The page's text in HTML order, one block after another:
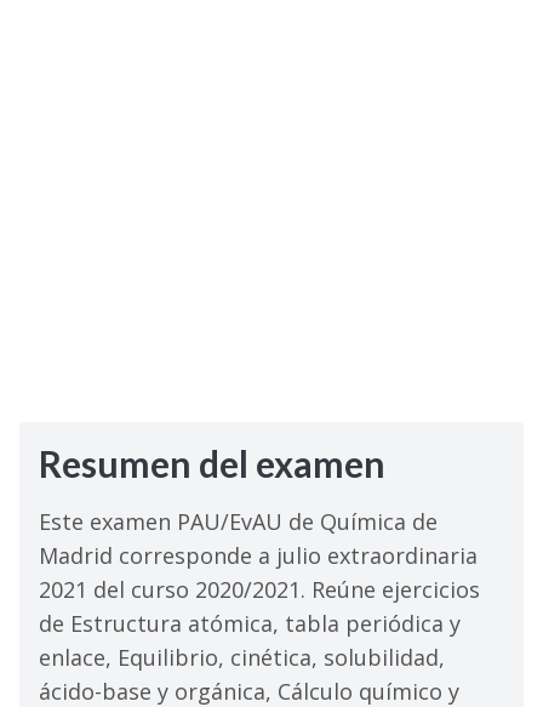
Resumen del examen
Este examen PAU/EvAU de Química de
Madrid corresponde a julio extraordinaria
2021 del curso 2020/2021. Reúne ejercicios
de Estructura atómica, tabla periódica y
enlace, Equilibrio, cinética, solubilidad,
ácido-base y orgánica, Cálculo químico y